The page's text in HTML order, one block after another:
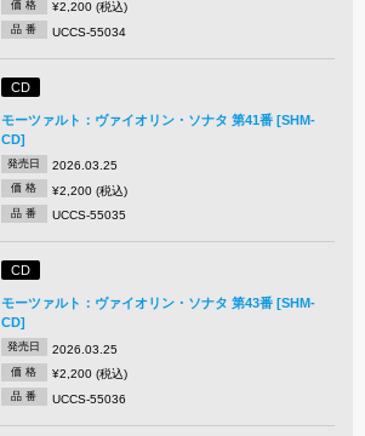
価 格 ¥2,200 (税込)
品 番 UCCS-55034
CD
モーツァルト：ヴァイオリン・ソナタ 第41番 [SHM-
CD]
発売日 2026.03.25
価 格 ¥2,200 (税込)
品 番 UCCS-55035
CD
モーツァルト：ヴァイオリン・ソナタ 第43番 [SHM-
CD]
発売日 2026.03.25
価 格 ¥2,200 (税込)
品 番 UCCS-55036